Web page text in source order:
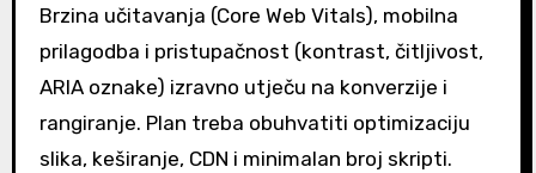
Brzina učitavanja (Core Web Vitals), mobilna
prilagodba i pristupačnost (kontrast, čitljivost,
ARIA oznake) izravno utječu na konverzije i
rangiranje. Plan treba obuhvatiti optimizaciju
slika, keširanje, CDN i minimalan broj skripti.